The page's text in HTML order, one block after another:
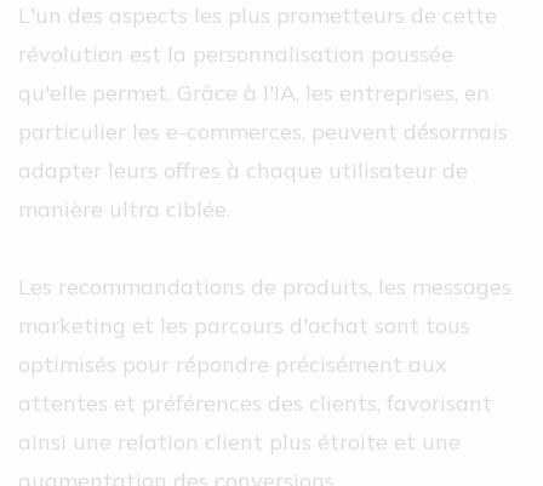
L'un des aspects les plus prometteurs de cette
révolution est la personnalisation poussée
qu'elle permet. Grâce à l'IA, les entreprises, en
particulier les e-commerces, peuvent désormais
adapter leurs offres à chaque utilisateur de
manière ultra ciblée.
Les recommandations de produits, les messages
marketing et les parcours d'achat sont tous
optimisés pour répondre précisément aux
attentes et préférences des clients, favorisant
ainsi une relation client plus étroite et une